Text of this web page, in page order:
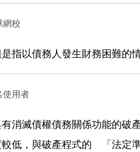
網校
指以債務人發生財務困難的
使用者
消滅債權債務關係功能的
較低，與破產程式的 「法定